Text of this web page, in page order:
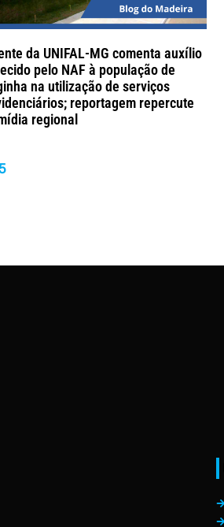
da UNIFAL-MG comenta auxílio
pelo NAF à população de
na utilização de serviços
reportagem repercute
regional